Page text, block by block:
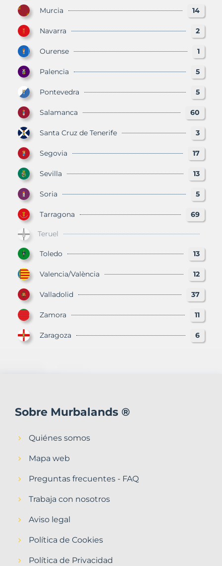
Murcia 14
Navarra 2
Ourense 1
Palencia 5
Pontevedra 5
Salamanca 60
Santa Cruz de Tenerife 3
Segovia 17
Sevilla 13
Soria 5
Tarragona 69
Teruel
Toledo 13
Valencia/València 12
Valladolid 37
Zamora 11
Zaragoza 6
Sobre Murbalands ®
Quiénes somos
Mapa web
Preguntas frecuentes - FAQ
Trabaja con nosotros
Aviso legal
Política de Cookies
Política de Privacidad